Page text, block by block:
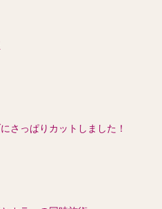
さっぱりカットしました！